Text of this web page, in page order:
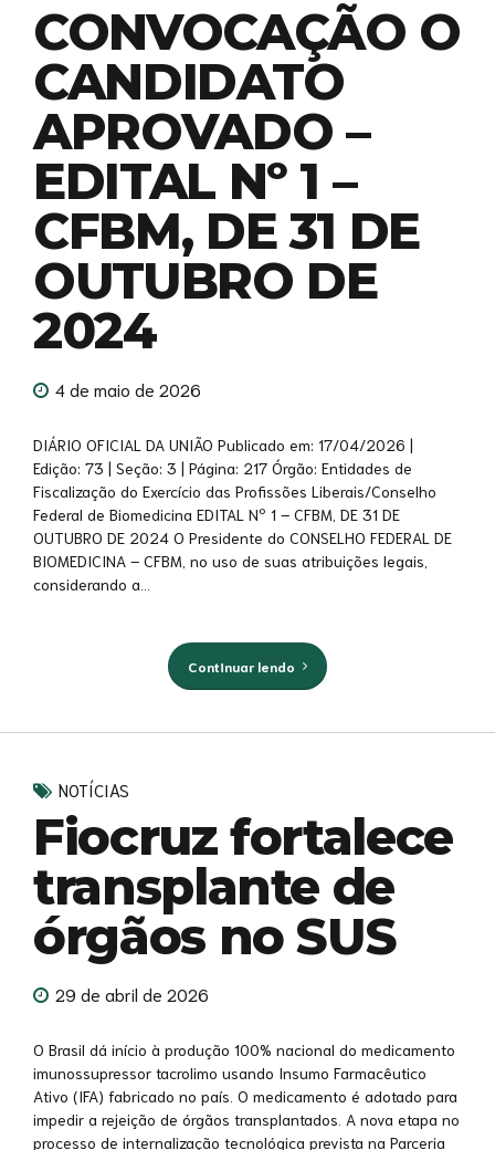
CONVOCAÇÃO O
CANDIDATO
APROVADO –
EDITAL Nº 1 –
CFBM, DE 31 DE
OUTUBRO DE
2024
4 de maio de 2026
DIÁRIO OFICIAL DA UNIÃO Publicado em: 17/04/2026 |
Edição: 73 | Seção: 3 | Página: 217 Órgão: Entidades de
Fiscalização do Exercício das Profissões Liberais/Conselho
Federal de Biomedicina EDITAL Nº 1 – CFBM, DE 31 DE
OUTUBRO DE 2024 O Presidente do CONSELHO FEDERAL DE
BIOMEDICINA – CFBM, no uso de suas atribuições legais,
considerando a...
Continuar lendo
NOTÍCIAS
Fiocruz fortalece
transplante de
órgãos no SUS
29 de abril de 2026
O Brasil dá início à produção 100% nacional do medicamento
imunossupressor tacrolimo usando Insumo Farmacêutico
Ativo (IFA) fabricado no país. O medicamento é adotado para
impedir a rejeição de órgãos transplantados. A nova etapa no
processo de internalização tecnológica prevista na Parceria